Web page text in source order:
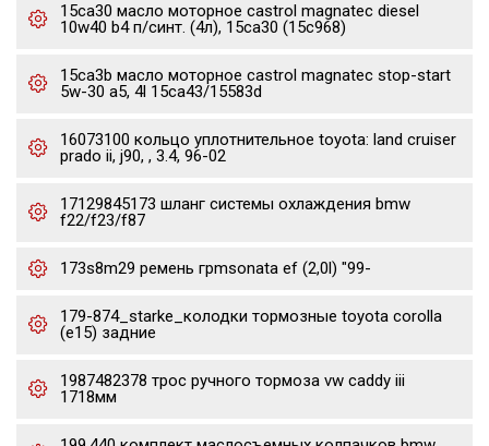
15ca30 масло моторное castrol magnatec diesel
10w40 b4 п/синт. (4л), 15ca30 (15c968)
15ca3b масло моторное castrol magnatec stop-start
5w-30 a5, 4l 15ca43/15583d
16073100 кольцо уплотнительное toyota: land cruiser
prado ii, j90, , 3.4, 96-02
17129845173 шланг системы охлаждения bmw
f22/f23/f87
173s8m29 ремень грmsonata ef (2,0l) "99-
179-874_starke_колодки тормозные toyota corolla
(e15) задние
1987482378 трос ручного тормоза vw caddy iii
1718мм